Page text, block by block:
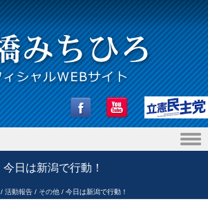
今日は新潟で行動！
/ 活動報告/ その他/ 今日は新潟で行動！